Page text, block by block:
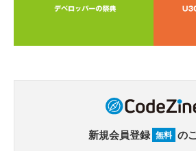
新規会員登録 無料 の